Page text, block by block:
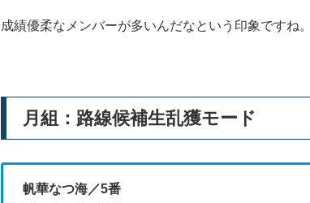
成績優柔なメンバーが多いんだなという印象ですね。
月組：路線候補生乱獲モード
帆華なつ海／5番